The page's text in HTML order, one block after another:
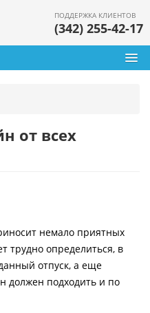
ПОДДЕРЖКА КЛИЕНТОВ
(342) 255-42-17
от всех
немало приятных
трудно определиться, в
отпуск, а еще
должен подходить и по